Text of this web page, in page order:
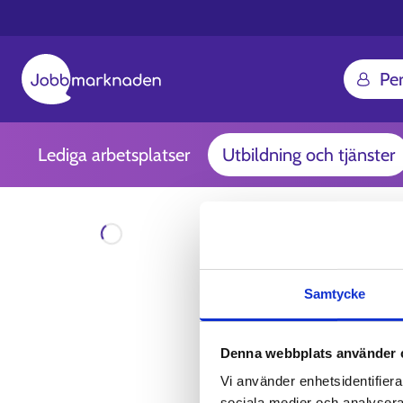
Samtycke
Denna webbplats använder
Vi använder
Lediga arbetsplatser Utbildning och tjänster
Laddar